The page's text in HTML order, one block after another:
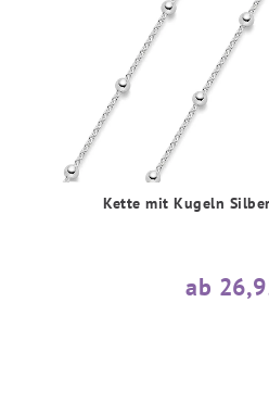
Kette mit Kugeln
ab